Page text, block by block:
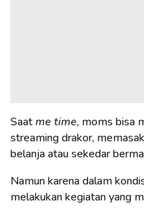
Saatme time, moms bisa
streaming drakor,
belanja atau sekedar
Namun karena dalam
melakukan kegiatan yang